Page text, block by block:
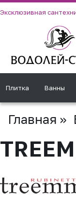
Эксклюзивная
Плитка Ванны
Главная »